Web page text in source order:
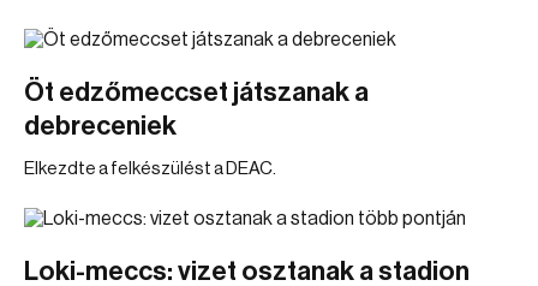
Öt edzőmeccset játszanak a
debreceniek
Elkezdte a felkészülést a DEAC.
Loki-meccs: vizet osztanak a stadion